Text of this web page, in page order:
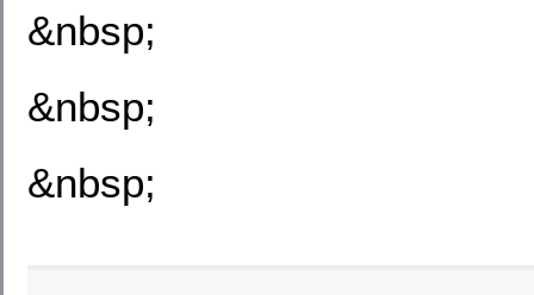
&nbsp;
&nbsp;
&nbsp;